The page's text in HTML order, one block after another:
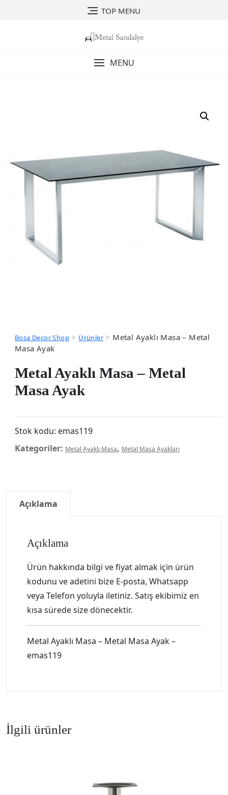
TOP MENU
MENU
Bosa Decor Shop> Ürünler> Metal Ayaklı Masa – Metal
Masa Ayak
Metal Ayaklı Masa – Metal
Masa Ayak
Stok kodu: emas119
Kategoriler: Metal Ayaklı Masa, Metal Masa Ayakları
Açıklama
Açıklama
Ürün hakkında bilgi ve fiyat almak için ürün
kodunu ve adetini bize E-posta, Whatsapp
veya Telefon yoluyla iletiniz. Satış ekibimiz en
kısa sürede size dönecektir.
Metal Ayaklı Masa – Metal Masa Ayak –
emas119
İlgili ürünler